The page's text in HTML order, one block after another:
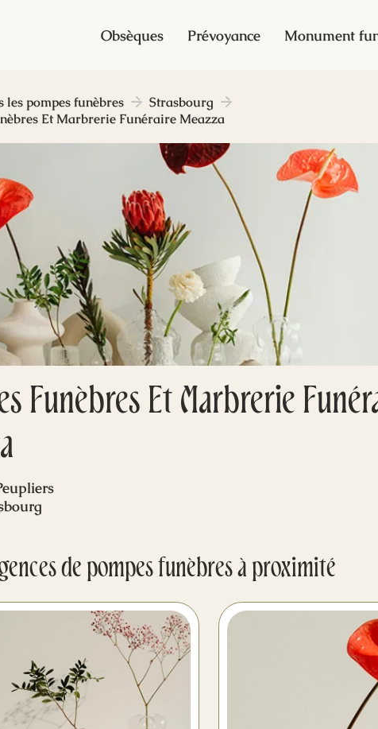
Obsèques Prévoyance Monument
Funèbres Et Marbrerie
les pompes funèbres
Strasbourg
Et Marbrerie Funéraire Meazza
de pompes funèbres à proximité